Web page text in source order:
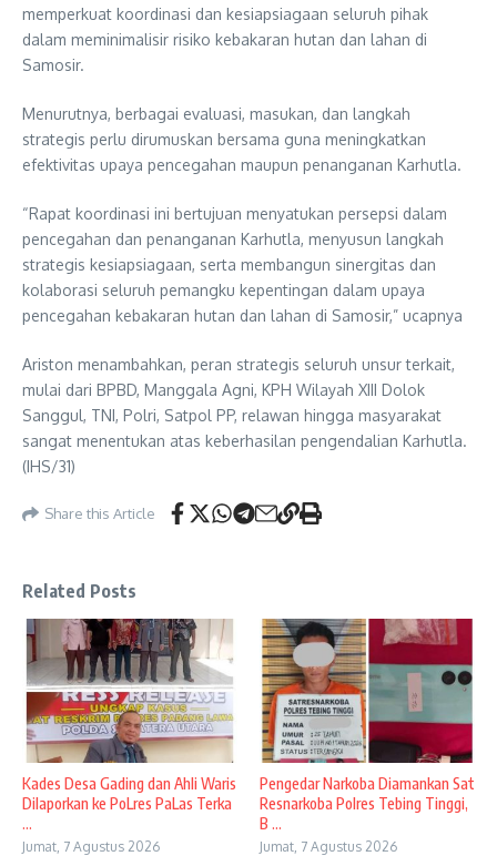
memperkuat koordinasi dan kesiapsiagaan seluruh pihak
dalam meminimalisir risiko kebakaran hutan dan lahan di
Samosir.
Menurutnya, berbagai evaluasi, masukan, dan langkah
strategis perlu dirumuskan bersama guna meningkatkan
efektivitas upaya pencegahan maupun penanganan Karhutla.
“Rapat koordinasi ini bertujuan menyatukan persepsi dalam
pencegahan dan penanganan Karhutla, menyusun langkah
strategis kesiapsiagaan, serta membangun sinergitas dan
kolaborasi seluruh pemangku kepentingan dalam upaya
pencegahan kebakaran hutan dan lahan di Samosir,” ucapnya
Ariston menambahkan, peran strategis seluruh unsur terkait,
mulai dari BPBD, Manggala Agni, KPH Wilayah XIII Dolok
Sanggul, TNI, Polri, Satpol PP, relawan hingga masyarakat
sangat menentukan atas keberhasilan pengendalian Karhutla.
(IHS/31)
Share this Article
Related Posts
Kades Desa Gading dan Ahli Waris
Dilaporkan ke PoLres PaLas Terka
...
Jumat, 7 Agustus 2026
Pengedar Narkoba Diamankan Sat
Resnarkoba Polres Tebing Tinggi,
B ...
Jumat, 7 Agustus 2026